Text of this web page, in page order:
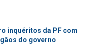
inquéritos da PF com
do governo